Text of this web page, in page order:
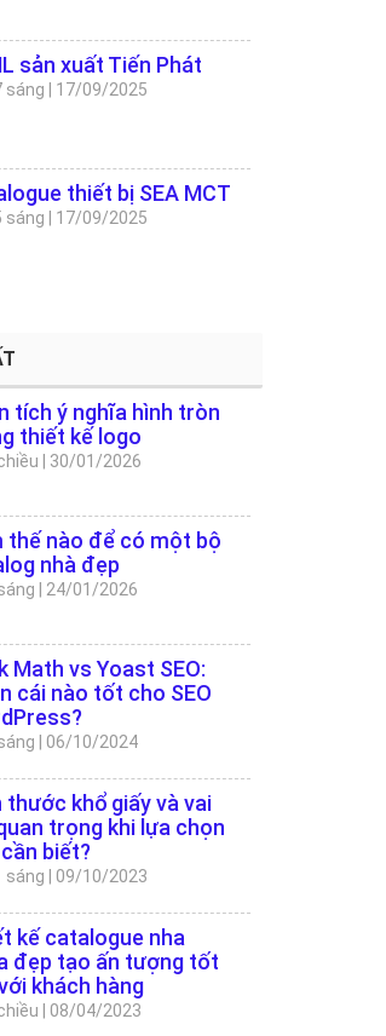
sản xuất Tiến Phát
sáng 17/09/2025
thiết bị SEA MCT
sáng 17/09/2025
tích ý nghĩa hình tròn
thiết kế logo
30/01/2026
thế nào để có một bộ
nhà đẹp
24/01/2026
Math vs Yoast SEO:
cái nào tốt cho SEO
06/10/2024
thước khổ giấy và vai
trọng khi lựa chọn
biết?
sáng 09/10/2023
kế catalogue nha
đẹp tạo ấn tượng tốt
khách hàng
08/04/2023